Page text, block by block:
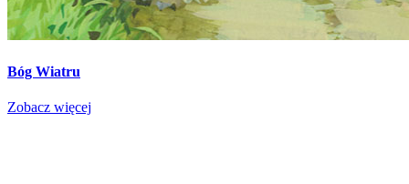
Bóg Wiatru
Zobacz więcej